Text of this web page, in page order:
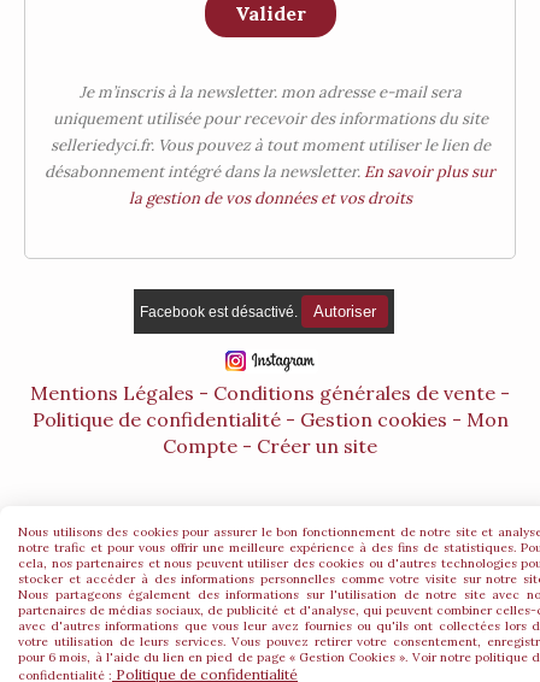
Valider
Je m’inscris à la newsletter. mon adresse e-mail sera
uniquement utilisée pour recevoir des informations du site
selleriedyci.fr. Vous pouvez à tout moment utiliser le lien de
désabonnement intégré dans la newsletter. En savoir plus sur
la gestion de vos données et vos droits
Facebook est désactivé. Autoriser
Mentions Légales
Conditions générales de vente
Politique de confidentialité
Gestion cookies
Mon
Compte
Créer un site
Nous utilisons des cookies pour assurer le bon fonctionnement de notre site et
notre trafic et pour vous offrir une meilleure expérience à des fins de statistiques.
cela, nos partenaires et nous peuvent utiliser des cookies ou d'autres technologies
stocker et accéder à des informations personnelles comme votre visite sur notre
Nous partageons également des informations sur l'utilisation de notre site avec
partenaires de médias sociaux, de publicité et d'analyse, qui peuvent combiner celles-
avec d'autres informations que vous leur avez fournies ou qu'ils ont collectées lors
votre utilisation de leurs services. Vous pouvez retirer votre consentement,
pour 6 mois, à l'aide du lien en pied de page « Gestion Cookies ». Voir notre politique
confidentialité : Politique de confidentialité